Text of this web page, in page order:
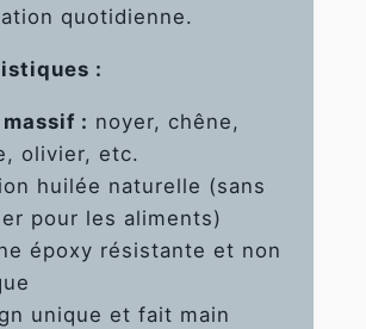
quotidienne.
:
: noyer, chêne,
olivier, etc.
huilée naturelle (sans
pour les aliments)
époxy résistante et non
unique et fait main